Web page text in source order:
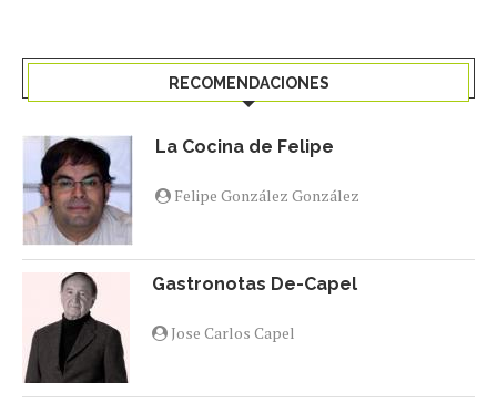
RECOMENDACIONES
La Cocina de Felipe
Felipe González González
Gastronotas De-Capel
Jose Carlos Capel